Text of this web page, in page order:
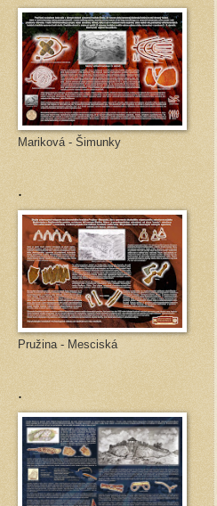
Mariková - Šimunky
.
Pružina - Mesciská
.